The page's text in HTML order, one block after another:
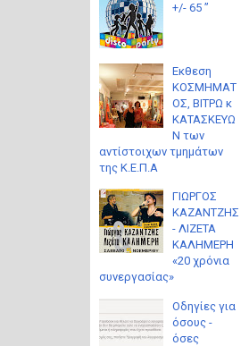
+/- 65 ”
Eκθεση
ΚΟΣΜΗΜΑΤ
ΟΣ, ΒΙΤΡΩ κ
ΚΑΤΑΣΚΕΥΩ
Ν των
αντίστοιχων τμημάτων
της Κ.Ε.Π.Α
ΓΙΩΡΓΟΣ
ΚΑΖΑΝΤΖΗΣ
- ΛΙΖΕΤΑ
ΚΑΛΗΜΕΡΗ
«20 χρόνια
συνεργασίας»
Οδηγίες για
όσους -
όσες